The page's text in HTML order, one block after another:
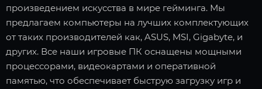
произведением искусства в мире гейминга. Мы
предлагаем компьютеры на лучших комплектующих
от таких производителей как, ASUS, MSI, Gigabyte, и
других. Все наши игровые ПК оснащены мощными
процессорами, видеокартами и оперативной
памятью, что обеспечивает быструю загрузку игр и